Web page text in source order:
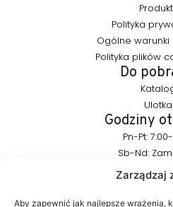
Zarządzaj
Aby zapewnić jak najlepsze wrażenia,
Polityka
Ogólne warunki
Polityka plików
Do
Ulotka
Godziny
Pn-Pt:
Sb-Nd:
Pozostańmy
+48 (77)